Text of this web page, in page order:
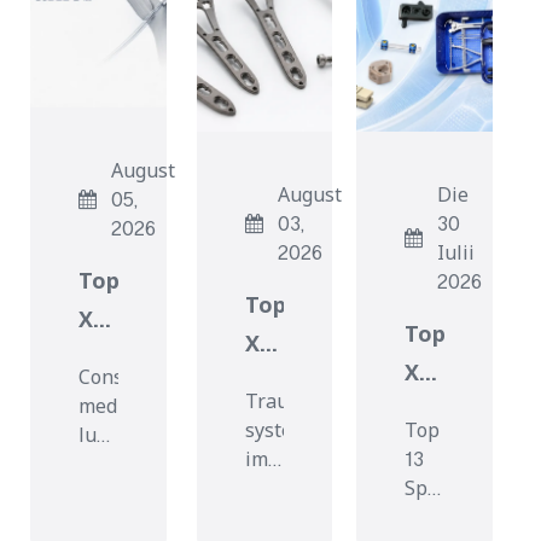
August
05,
2026
Top
X
Medicine
Suppliers
Consociationes
medicinales
ludis
August
03,
2026
Top
XI
implantare
Proin
Trauma
systemata
implantandi
Die
30
Iulii
2026
Top
XIII
implantare
Proin
Top
13
Spina